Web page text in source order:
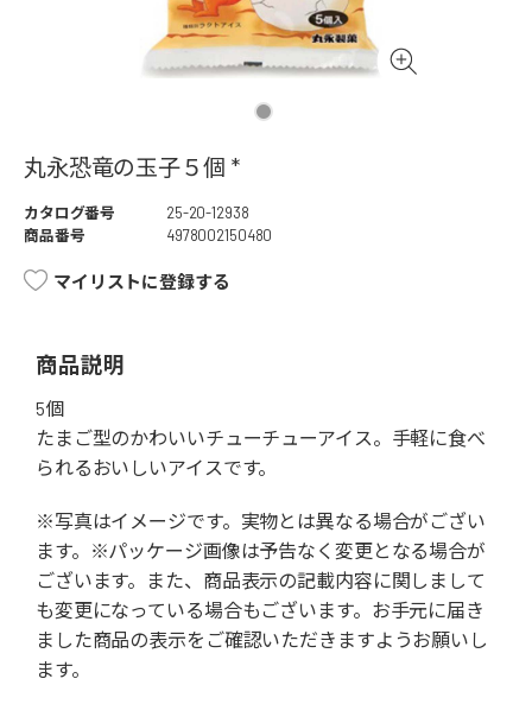
丸永恐竜の玉子５個 *
カタログ番号
25-20-12938
商品番号
4978002150480
マイリストに登録する
商品説明
5個
たまご型のかわいいチューチューアイス。手軽に食べ
られるおいしいアイスです。
※写真はイメージです。実物とは異なる場合がござい
ます。※パッケージ画像は予告なく変更となる場合が
ございます。また、商品表示の記載内容に関しまして
も変更になっている場合もございます。お手元に届き
ました商品の表示をご確認いただきますようお願いし
ます。